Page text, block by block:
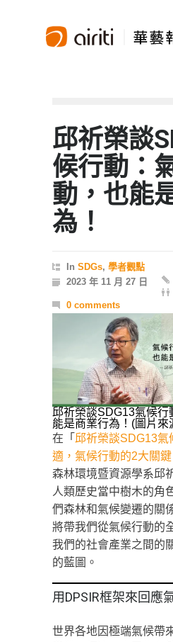
邱祈榮談
候行動：
動，也能
為！
In SDGs, 學者觀點
2023 年 11 月 27 日
0 comments
邱祈榮談SDG13氣候
能是商業行為！(圖片來
在「 邱祈榮談SDG13氣
適，氣候行動的2大關鍵
森林環境暨資源學系邱
人類歷史當中樹木的角
們森林和氣候變遷的關
將帶我們從氣候行動的
我們的社會產業之間的
的藍圖。
用DPSIR框架來回應
世界各地因極端氣候帶